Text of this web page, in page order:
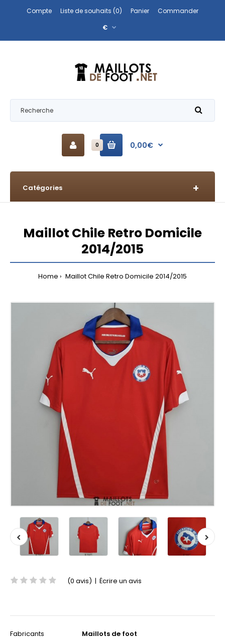
Compte Liste de souhaits (0) Panier
Commander
€
0 0,00€
Catégories
Maillot Chile Retro Domicile
2014/2015
Home Maillot Chile Retro Domicile 2014/2015
(0 avis) | Écrire un avis
Fabricants
Maillots de foot